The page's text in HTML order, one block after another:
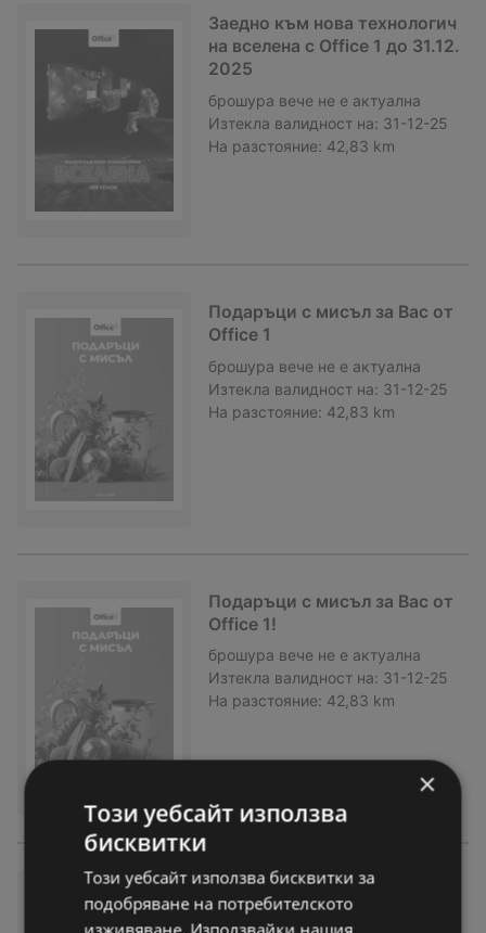
Заедно към нова технологич
на вселена с Office 1 до 31.12.
2025
брошура вече не е актуална
Изтекла валидност на: 31-12-25
На разстояние: 42,83 km
Подаръци с мисъл за Вас от
Office 1
брошура вече не е актуална
Изтекла валидност на: 31-12-25
На разстояние: 42,83 km
Подаръци с мисъл за Вас от
Office 1!
брошура вече не е актуална
Изтекла валидност на: 31-12-25
На разстояние: 42,83 km
Коледа пристига в Office 1 и
носи чудеса
×
Този уебсайт използва
бисквитки
Този уебсайт използва бисквитки за
подобряване на потребителското